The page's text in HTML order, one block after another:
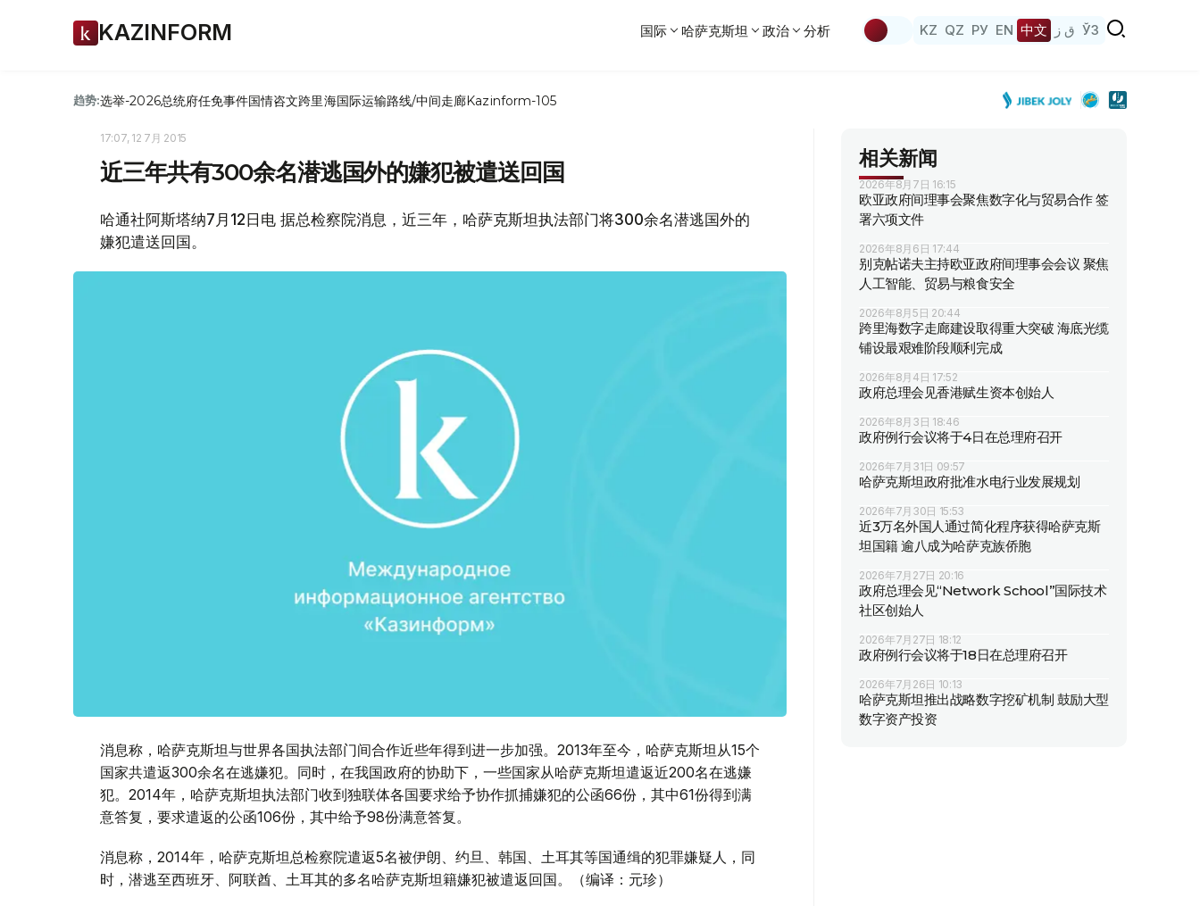
KAZINFORM 国际 哈萨克斯坦 政治 分析 KZ QZ РУ EN 中文 ق ز ЎЗ
趋势:选举-2026总统府任免事件国情咨文跨里海国际运输路线/中间走廊Kazinform-105
17:07, 12 7月 2015
近三年共有300余名潜逃国外的嫌犯被遣送回国
哈通社阿斯塔纳7月12日电 据总检察院消息，近三年，哈萨克斯坦执法部门将300余名潜逃国外的
嫌犯遣送回国。
消息称，哈萨克斯坦与世界各国执法部门间合作近些年得到进一步加强。2013年至今，哈萨克斯坦从15个
国家共遣返300余名在逃嫌犯。同时，在我国政府的协助下，一些国家从哈萨克斯坦遣返近200名在逃嫌
犯。2014年，哈萨克斯坦执法部门收到独联体各国要求给予协作抓捕嫌犯的公函66份，其中61份得到满
意答复，要求遣返的公函106份，其中给予98份满意答复。
消息称，2014年，哈萨克斯坦总检察院遣返5名被伊朗、约旦、韩国、土耳其等国通缉的犯罪嫌疑人，同
时，潜逃至西班牙、阿联酋、土耳其的多名哈萨克斯坦籍嫌犯被遣返回国。（编译：元珍）
相关新闻
2026年8月7日 16:15
欧亚政府间理事会聚焦数字化与贸易合作 签
署六项文件
2026年8月6日 17:44
别克帖诺夫主持欧亚政府间理事会会议 聚焦
人工智能、贸易与粮食安全
2026年8月5日 20:44
跨里海数字走廊建设取得重大突破 海底光缆
铺设最艰难阶段顺利完成
2026年8月4日 17:52
政府总理会见香港赋生资本创始人
2026年8月3日 18:46
政府例行会议将于4日在总理府召开
2026年7月31日 09:57
哈萨克斯坦政府批准水电行业发展规划
2026年7月30日 15:53
近3万名外国人通过简化程序获得哈萨克斯
坦国籍 逾八成为哈萨克族侨胞
2026年7月27日 20:16
政府总理会见“Network School”国际技术
社区创始人
2026年7月27日 18:12
政府例行会议将于18日在总理府召开
2026年7月26日 10:13
哈萨克斯坦推出战略数字挖矿机制 鼓励大型
数字资产投资